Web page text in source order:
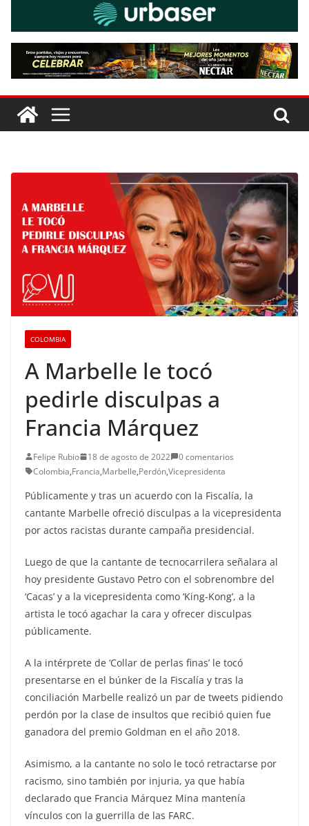
COLOMBIA
A Marbelle le tocó
pedirle disculpas a
Francia Márquez
Felipe Rubio 18 de agosto de 2022
0 comentarios
Colombia,Francia,Marbelle,Perdón,Vicepresidenta
Públicamente y tras un acuerdo con la Fiscalía, la
cantante Marbelle ofreció disculpas a la vicepresidenta
por actos racistas durante campaña presidencial.
Luego de que la cantante de tecnocarrilera señalara al
hoy presidente Gustavo Petro con el sobrenombre del
‘Cacas’ y a la vicepresidenta como ‘King-Kong’, a la
artista le tocó agachar la cara y ofrecer disculpas
públicamente.
A la intérprete de ‘Collar de perlas finas’ le tocó
presentarse en el búnker de la Fiscalía y tras la
conciliación Marbelle realizó un par de tweets pidiendo
perdón por la clase de insultos que recibió quien fue
ganadora del premio Goldman en el año 2018.
Asimismo, a la cantante no solo le tocó retractarse por
racismo, sino también por injuria, ya que había
declarado que Francia Márquez Mina mantenía
vínculos con la guerrilla de las FARC.